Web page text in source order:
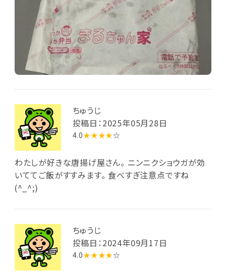
ちゅうじ
投稿日：2025年05月28日
4.0★★★★☆
わたしが好きな唐揚げ屋さん。 ニンニクショウガが効
いててご飯がすすみます。 食べすぎ注意点ですね
(^_^;)
ちゅうじ
投稿日：2024年09月17日
4.0★★★★☆